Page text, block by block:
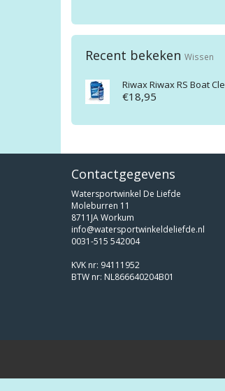
Recent bekeken Wissen
RiwaxRiwax RS Boat Clean 1 liter
€18,95
Contactgegevens
Watersportwinkel De Liefde
Moleburren 11
8711JA Workum
info@watersportwinkeldeliefde.nl
0031-515 542004
KVK nr: 94111952
BTW nr: NL866640204B01